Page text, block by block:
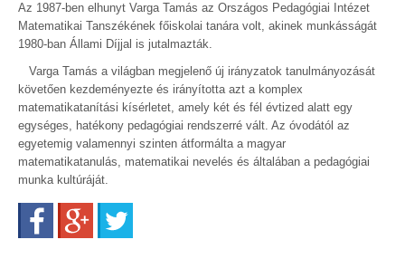
Az 1987-ben elhunyt Varga Tamás az Országos Pedagógiai Intézet
Matematikai Tanszékének főiskolai tanára volt, akinek munkásságát
1980-ban Állami Díjjal is jutalmazták.
Varga Tamás a világban megjelenő új irányzatok tanulmányozását
követően kezdeményezte és irányította azt a komplex
matematikatanítási kísérletet, amely két és fél évtized alatt egy
egységes, hatékony pedagógiai rendszerré vált. Az óvodától az
egyetemig valamennyi szinten átformálta a magyar
matematikatanulás, matematikai nevelés és általában a pedagógiai
munka kultúráját.
FacebookGoogle+